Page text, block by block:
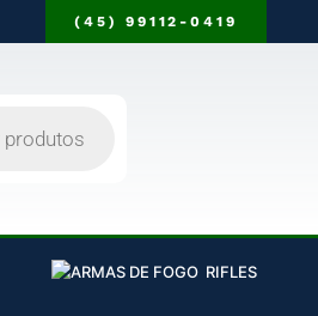
Seguro(45) 99112-0419
RIFLES